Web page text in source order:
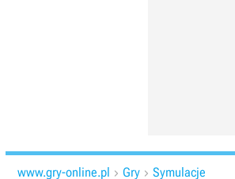
www.gry-online.pl  Gry  Symulacje